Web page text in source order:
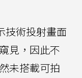
技術投射畫面
見，因此不
未搭載可拍